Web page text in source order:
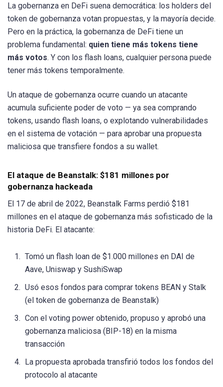
La gobernanza en DeFi suena democrática: los holders del
token de gobernanza votan propuestas, y la mayoría decide.
Pero en la práctica, la gobernanza de DeFi tiene un
problema fundamental: quien tiene más tokens tiene
más votos. Y con los flash loans, cualquier persona puede
tener más tokens temporalmente.
Un ataque de gobernanza ocurre cuando un atacante
acumula suficiente poder de voto — ya sea comprando
tokens, usando flash loans, o explotando vulnerabilidades
en el sistema de votación — para aprobar una propuesta
maliciosa que transfiere fondos a su wallet.
El ataque de Beanstalk: $181 millones por
gobernanza hackeada
El 17 de abril de 2022, Beanstalk Farms perdió $181
millones en el ataque de gobernanza más sofisticado de la
historia DeFi. El atacante:
Tomó un flash loan de $1.000 millones en DAI de
Aave, Uniswap y SushiSwap
Usó esos fondos para comprar tokens BEAN y Stalk
(el token de gobernanza de Beanstalk)
Con el voting power obtenido, propuso y aprobó una
gobernanza maliciosa (BIP-18) en la misma
transacción
La propuesta aprobada transfirió todos los fondos del
protocolo al atacante